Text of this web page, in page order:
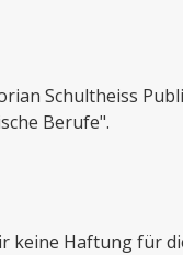
Schultheiss
Berufe".
Haftung für